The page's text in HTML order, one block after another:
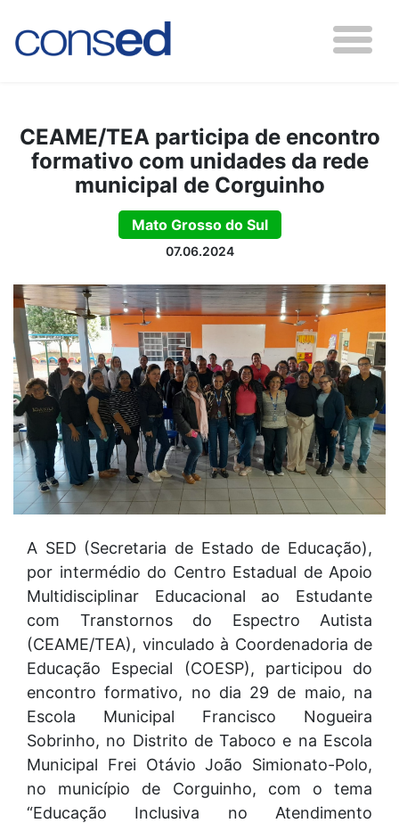
CEAME/TEA participa de encontro
formativo com unidades da rede
municipal de Corguinho
Mato Grosso do Sul
07.06.2024
A SED (Secretaria de Estado de Educação),
por intermédio do Centro Estadual de Apoio
Multidisciplinar Educacional ao Estudante
com Transtornos do Espectro Autista
(CEAME/TEA), vinculado à Coordenadoria de
Educação Especial (COESP), participou do
encontro formativo, no dia 29 de maio, na
Escola Municipal Francisco Nogueira
Sobrinho, no Distrito de Taboco e na Escola
Municipal Frei Otávio João Simionato-Polo,
no município de Corguinho, com o tema
“Educação Inclusiva no Atendimento